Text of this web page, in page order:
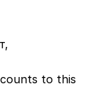
to this